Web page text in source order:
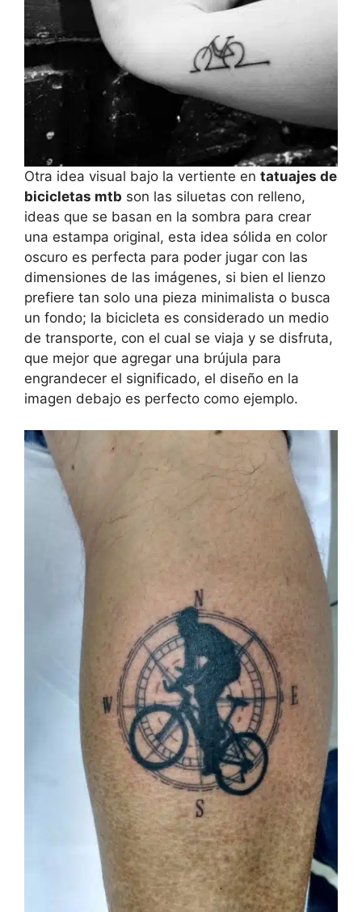
Otra idea visual bajo la vertiente en tatuajes de
bicicletas mtb son las siluetas con relleno,
ideas que se basan en la sombra para crear
una estampa original, esta idea sólida en color
oscuro es perfecta para poder jugar con las
dimensiones de las imágenes, si bien el lienzo
prefiere tan solo una pieza minimalista o busca
un fondo; la bicicleta es considerado un medio
de transporte, con el cual se viaja y se disfruta,
que mejor que agregar una brújula para
engrandecer el significado, el diseño en la
imagen debajo es perfecto como ejemplo.